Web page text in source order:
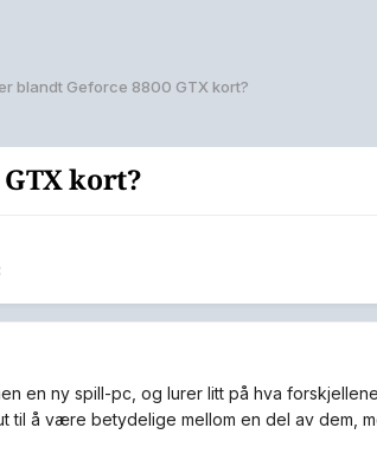
blandt Geforce 8800 GTX kort?
kort?
en ny spill-pc, og lurer litt på hva
til å være betydelige mellom en del av dem,